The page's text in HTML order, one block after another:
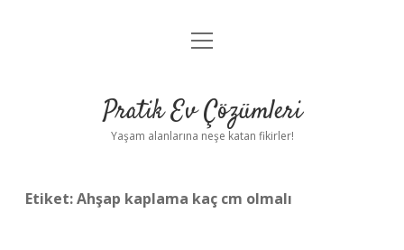
Anasayfa
Yasal Uyarı
menüyü
Pratik Ev Çözümleri
Yaşam alanlarına neşe katan fikirler!
Etiket:Ahşap kaplama kaç cm olmalı